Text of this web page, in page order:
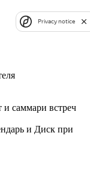
саммари встреч
и Диск при
Privacy notice